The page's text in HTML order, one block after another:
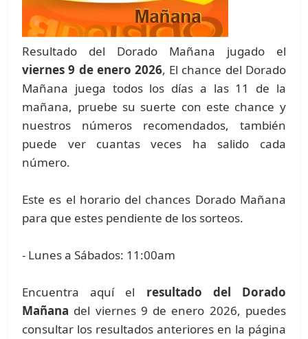
Resultado del Dorado Mañana jugado el
viernes 9 de enero 2026, El chance del Dorado
Mañana juega todos los días a las 11 de la
mañana, pruebe su suerte con este chance y
nuestros números recomendados, también
puede ver cuantas veces ha salido cada
número.
Este es el horario del chances Dorado Mañana
para que estes pendiente de los sorteos.
- Lunes a Sábados: 11:00am
Encuentra aquí el resultado del Dorado
Mañana del viernes 9 de enero 2026, puedes
consultar los resultados anteriores en la página